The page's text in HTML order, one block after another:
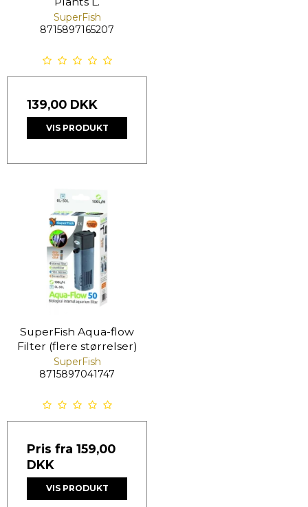
SuperFish
8715897165207
139,00 DKK
VIS PRODUKT
SuperFish Aqua-flow
Filter (flere størrelser)
SuperFish
8715897041747
Pris fra 159,00
DKK
VIS PRODUKT